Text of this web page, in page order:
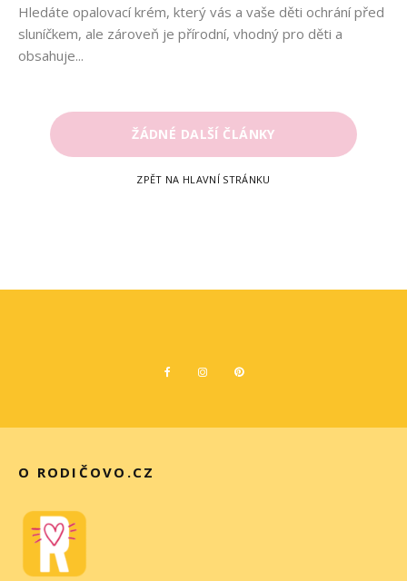
Hledáte opalovací krém, který vás a vaše děti ochrání před
sluníčkem, ale zároveň je přírodní, vhodný pro děti a
obsahuje...
ŽÁDNÉ DALŠÍ ČLÁNKY
ZPĚT NA HLAVNÍ STRÁNKU
O RODIČOVO.CZ